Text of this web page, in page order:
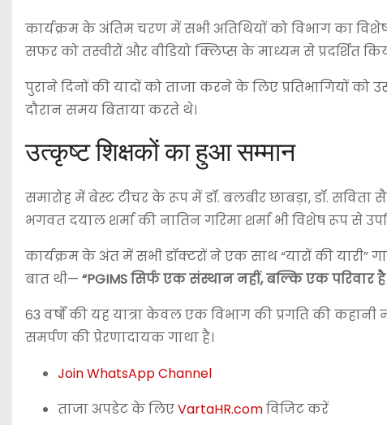
कार्यक्रम के अंतिम चरण में सभी अतिथियों को विभाग का
सफर को तस्वीरों और वीडियो क्लिप्स के माध्यम से प्रदर्शित
पुराने दिनों की यादों को ताजा करने के लिए प्रतिभागियों
दौरान समय बिताया करते थे।
उत्कृष्ट शिक्षकों का हुआ सम्मान
समारोह में बेस्ट टीचर के रूप में डॉ. बलबीर छाबड़ा, डॉ. सविता
भगवत दयाल शर्मा की नातिन गरिमा शर्मा भी विशेष रूप से
कार्यक्रम के अंत में सभी डॉक्टरों ने एक साथ “यारों की यारी”
बात थी— “PGIMS सिर्फ एक संस्थान नहीं, बल्कि एक परिवार
63 वर्षों की यह यात्रा केवल एक विभाग की प्रगति की कहानी
समर्पण की प्रेरणादायक गाथा है।
Join WhatsApp Channel
ताजा अपडेट के लिएVartaHR.comविजिट करें